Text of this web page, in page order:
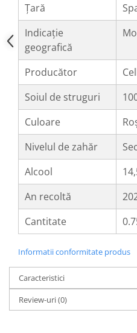
Țară
Indicație
geografică
Producător
Soiul de struguri
Culoare
Nivelul de zahăr
Sec
Alcool
An recoltă
Cantitate
Informatii conformitate produs
Caracteristici
Review-uri(0)